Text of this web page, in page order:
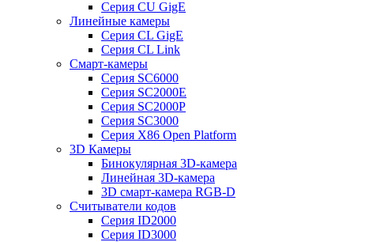
Cерия CU GigE
Линейные камеры
Серия CL GigE
Серия CL Link
Смарт-камеры
Серия SC6000
Серия SC2000E
Серия SC2000P
Серия SC3000
Серия X86 Open Platform
3D Камеры
Бинокулярная 3D-камера
Линейная 3D-камера
3D смарт-камера RGB-D
Считыватели кодов
Серия ID2000
Серия ID3000